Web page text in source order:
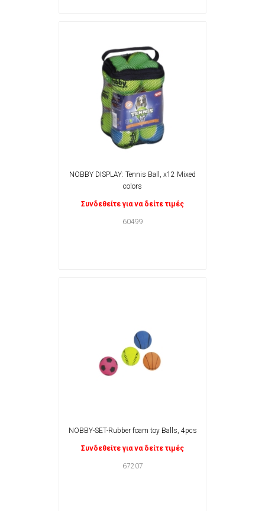
NOBBY DISPLAY: Tennis Ball, x12 Mixed
colors
Συνδεθείτε για να δείτε τιμές
60499
NOBBY-SET-Rubber foam toy Balls, 4pcs
Συνδεθείτε για να δείτε τιμές
67207